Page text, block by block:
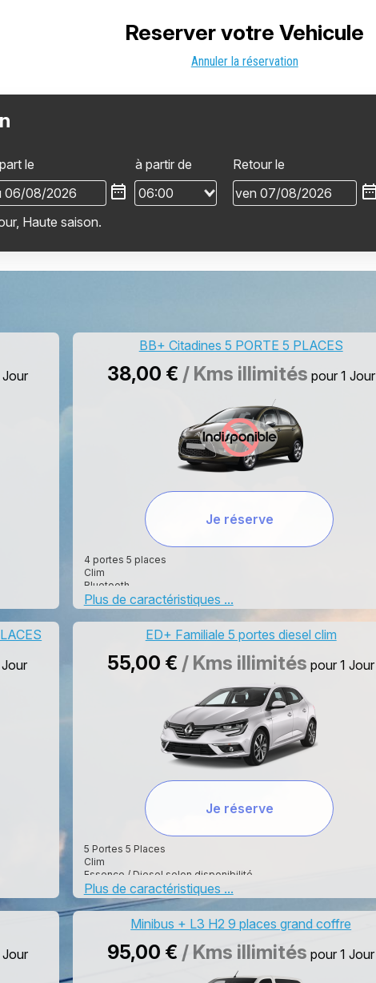
Reserver votre Vehicule
Annuler la réservation
le à partir de Retour le
Haute saison.
Jour
BB+ Citadines 5 PORTE 5 PLACES
38,00 € / Kms illimités pour 1 Jour
Je réserve
4 portes 5 places
Clim
Bluetooth
Essence
Radar Recule
Boite Manuel
Plus de caractéristiques ...
5 PLACES ED+ Familiale 5 portes diesel clim
55,00 € / Kms illimités pour 1 Jour
Je réserve
5 Portes 5 Places
Clim
Essence / Diesel selon disponibilité
Radar de Recule
4 Vitre Electric
Antibrouillard
Bluetooth
Plus de caractéristiques ...
Jour
Minibus + L3 H2 9 places grand coffre
95,00 € / Kms illimités pour 1 Jour